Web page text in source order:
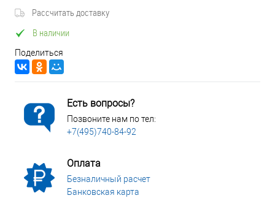
Рассчитать доставку
В наличии
Поделиться
Есть вопросы?
Позвоните нам по тел:
+7(495)740-84-92
Оплата
Безналичный расчет
Банковская карта